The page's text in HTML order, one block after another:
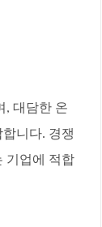
, 대담한 온
니다. 경쟁
기업에 적합